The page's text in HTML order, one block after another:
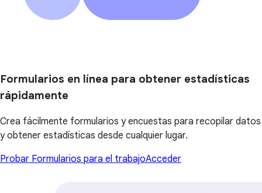
Formularios en línea para obtener estadísticas
rápidamente
Crea fácilmente formularios y encuestas para recopilar datos
y obtener estadísticas desde cualquier lugar.
Probar Formularios para el trabajoAcceder